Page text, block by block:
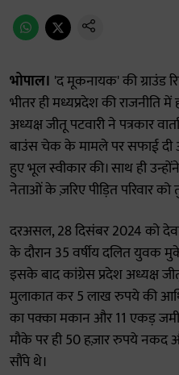
भोपाल। 'द मूकनायक' की ग्राउंड
भीतर ही मध्यप्रदेश की राजनीति
अध्यक्ष जीतू पटवारी ने पत्रकार
बाउंस चेक के मामले पर सफाई
हुए भूल स्वीकार की। साथ ही
नेताओं के ज़रिए पीड़ित परिवार को
दरअसल, 28 दिसंबर 2024 को
के दौरान 35 वर्षीय दलित युवक
इसके बाद कांग्रेस प्रदेश अध्यक्ष
मुलाकात कर 5 लाख रुपये की
का पक्का मकान और 11 एकड़
मौके पर ही 50 हज़ार रुपये
सौंपे थे।